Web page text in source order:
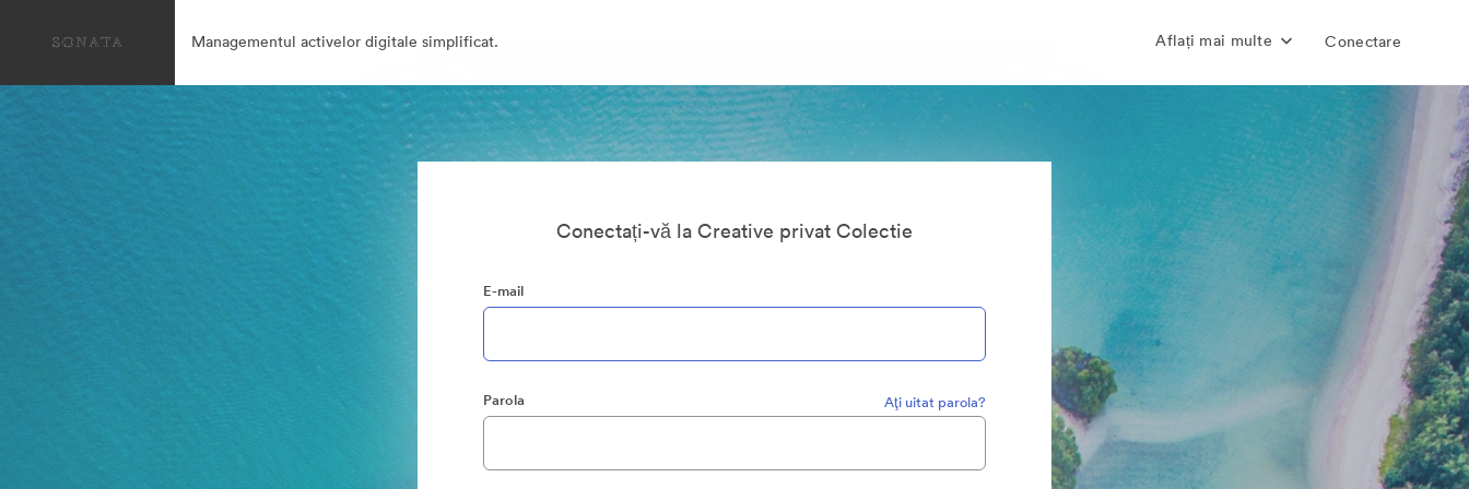
Managementul activelor digitale simplificat. Aflați mai multe Conectare
Conectați-vă la Creative privat Colectie
E-mail
Parola Aţi uitat parola?